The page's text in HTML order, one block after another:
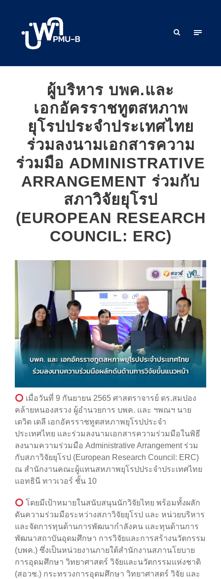
ผู้บริหาร บพค.และ
เอกอัครราชทูตสหภาพ
ยุโรปประจำประเทศไทย
ร่วมลงนามเอกสารความ
ร่วมมือ ADMINISTRATIVE
ARRANGEMENT ร่วมกับ
สภาวิจัยยุโรป
(EUROPEAN RESEARCH
COUNCIL: ERC)
เมื่อวันที่ 9 กันยายน 2565 ศาสตราจารย์ ดร.สมปอง
คล้ายหนองสรวง ผู้อำนวยการ บพค. และ ฯพณฯ นาย
เดวิด เดลี เอกอัครราชทูตสหภาพยุโรปประจำ
ประเทศไทย และร่วมลงนามเอกสารความร่วมมือในพิธี
ลงนามความร่วมมือ Administrative Arrangement ร่วม
กับสภาวิจัยยุโรป (European Research Council: ERC)
ณ สำนักงานคณะผู้แทนสหภาพยุโรปประจำประเทศไทย
แอทธินี ทาวเวอร์ ชั้น 10
โดยมีเป้าหมายในสนับสนุนนักวิจัยไทย พร้อมทั้งผลัก
ดันความร่วมมือระหว่างสภาวิจัยยุโรป และ หน่วยบริหาร
และจัดการทุนด้านการพัฒนากำลังคน และทุนด้านการ
พัฒนาสถาบันอุดมศึกษา การวิจัยและการสร้างนวัตกรรม
(บพค.) ซึ่งเป็นหน่วยงานภายใต้สำนักงานสภานโยบาย
การอุดมศึกษา วิทยาศาสตร์ วิจัยและนวัตกรรมแห่งชาติ
(สอวช.) กระทรวงการอุดมศึกษา วิทยาศาสตร์ วิจัย และ